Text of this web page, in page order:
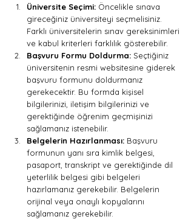
Üniversite Seçimi: Öncelikle sınava
gireceğiniz üniversiteyi seçmelisiniz.
Farklı üniversitelerin sınav gereksinimleri
ve kabul kriterleri farklılık gösterebilir.
Başvuru Formu Doldurma: Seçtiğiniz
üniversitenin resmi websitesine giderek
başvuru formunu doldurmanız
gerekecektir. Bu formda kişisel
bilgilerinizi, iletişim bilgilerinizi ve
gerektiğinde öğrenim geçmişinizi
sağlamanız istenebilir.
Belgelerin Hazırlanması: Başvuru
formunun yanı sıra kimlik belgesi,
pasaport, transkript ve gerektiğinde dil
yeterlilik belgesi gibi belgeleri
hazırlamanız gerekebilir. Belgelerin
orijinal veya onaylı kopyalarını
sağlamanız gerekebilir.